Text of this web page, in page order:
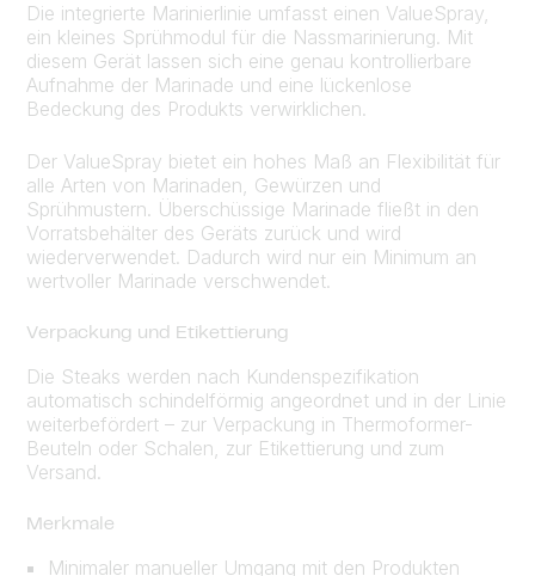
Die integrierte Marinierlinie umfasst einen ValueSpray,
ein kleines Sprühmodul für die Nassmarinierung. Mit
diesem Gerät lassen sich eine genau kontrollierbare
Aufnahme der Marinade und eine lückenlose
Bedeckung des Produkts verwirklichen.
Der ValueSpray bietet ein hohes Maß an Flexibilität für
alle Arten von Marinaden, Gewürzen und
Sprühmustern. Überschüssige Marinade fließt in den
Vorratsbehälter des Geräts zurück und wird
wiederverwendet. Dadurch wird nur ein Minimum an
wertvoller Marinade verschwendet.
Verpackung und Etikettierung
Die Steaks werden nach Kundenspezifikation
automatisch schindelförmig angeordnet und in der Linie
weiterbefördert – zur Verpackung in Thermoformer-
Beuteln oder Schalen, zur Etikettierung und zum
Versand.
Merkmale
Minimaler manueller Umgang mit den Produkten